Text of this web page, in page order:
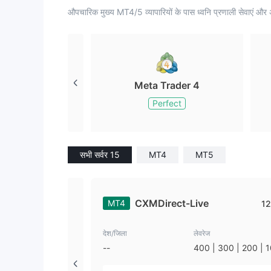
औपचारिक मुख्य MT4/5 व्यापारियों के पास ध्वनि प्रणाली सेवाएं और
Meta Trader 4
Perfect
सभी सर्वर 15 MT4 MT5
MT4 CXMDirect-Live 12
देश/जिला
--
लेवरेज
400 | 300 | 200 |